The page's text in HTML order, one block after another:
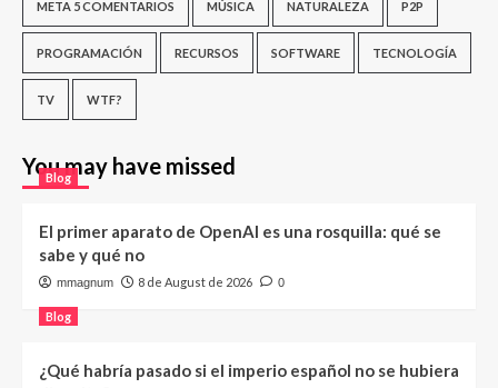
META 5 COMENTARIOS MÚSICA NATURALEZA P2P
PROGRAMACIÓN RECURSOS SOFTWARE TECNOLOGÍA
TV WTF?
You may have missed
Blog
El primer aparato de OpenAI es una rosquilla: qué se
sabe y qué no
mmagnum 8 de August de 2026 0
Blog
¿Qué habría pasado si el imperio español no se hubiera